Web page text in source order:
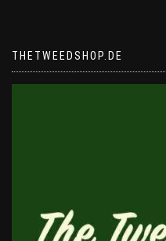
THETWEEDSHOP.DE